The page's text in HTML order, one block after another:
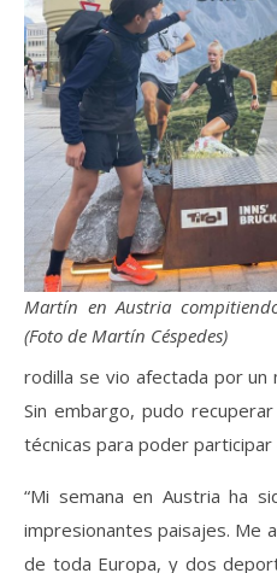
Martín en Austria
(Foto de Martín Céspedes)
rodilla se vio afectada por un
Sin embargo, pudo
técnicas para poder participar
“Mi semana en Austria ha
impresionantes paisajes. Me
de toda Europa, y dos